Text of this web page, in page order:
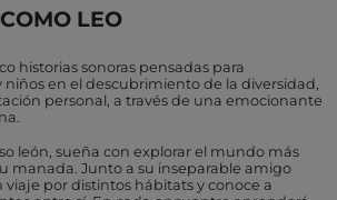
LEO
historias sonoras pensadas para
en el descubrimiento de la diversidad,
personal, a través de una emocionante
león, sueña con explorar el mundo más
manada. Junto a su inseparable amigo
por distintos hábitats y conoce a